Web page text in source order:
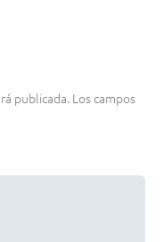
publicada. Los campos